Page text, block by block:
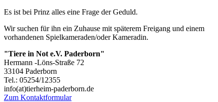
Es ist bei Prinz alles eine Frage der Geduld.
Wir suchen für ihn ein Zuhause mit späterem Freigang und einem
vorhandenen Spielkameraden/oder Kameradin.
"Tiere in Not e.V. Paderborn"
Hermann -Löns-Straße 72
33104 Paderborn
Tel.: 05254/12355
info(at)tierheim-paderborn.de
Zum Kontaktformular